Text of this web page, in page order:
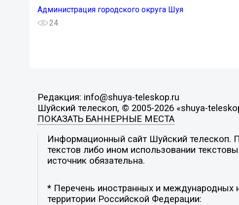
Администрация городского округа Шуя
24
Редакция: info@shuya-teleskop.ru
Шуйский телескоп, © 2005-2026 «shuya-
ПОКАЗАТЬ БАННЕРНЫЕ МЕСТА
Информационный сайт Шуйский телескоп.
текстов либо ином использовании
источник обязательна.
* Перечень иностранных и международных
территории Российской Федерации: